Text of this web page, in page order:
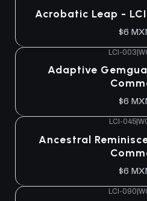
Acrobatic Leap -
$6
LCI-003
Adaptive
$6
LCI-045|
Ancestral
$6
LCI-090|